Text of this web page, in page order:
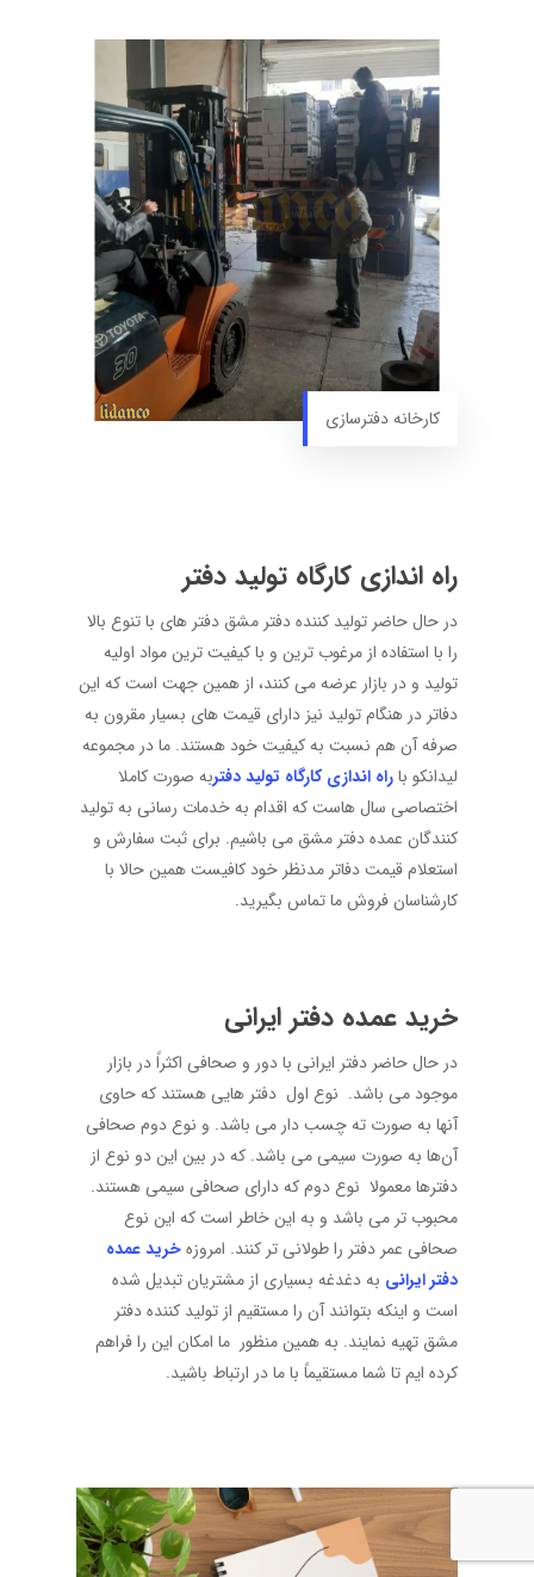
کارخانه دفترسازی
راه اندازی کارگاه تولید دفتر
در حال حاضر تولید کننده دفتر مشق دفتر های با تنوع بالا
را با استفاده از مرغوب‌ ترین و با کیفیت ترین مواد اولیه‌
تولید و در بازار عرضه می کنند، از همین جهت است که این
دفاتر در هنگام تولید نیز دارای قیمت‌ های بسیار مقرون به
صرفه آن هم نسبت به کیفیت خود هستند. ما در مجموعه
لیدانکو باراه اندازی کارگاه تولید دفتربه صورت کاملا
اختصاصی سال هاست که اقدام به خدمات رسانی به تولید
کنندگان عمده دفتر مشق می باشیم. برای ثبت سفارش و
استعلام قیمت دفاتر مدنظر خود کافیست همین حالا با
کارشناسان فروش ما تماس بگیرید.
خرید عمده دفتر ایرانی
در حال حاضر دفتر ایرانی با دور و صحافی اکثراً در بازار
موجود می باشد. نوع اول دفتر هایی هستند که حاوی
آنها به صورت ته چسب دار می باشد. و نوع دوم صحافی
آن‌ها به صورت سیمی می باشد. که در بین این دو نوع از
دفترها معمولا نوع دوم که دارای صحافی سیمی هستند.
محبوب تر می باشد و به این خاطر است که این نوع
صحافی عمر دفتر را طولانی تر کنند. امروزهخرید عمده
دفتر ایرانی به دغدغه بسیاری از مشتریان تبدیل شده
است و اینکه بتوانند آن را مستقیم از تولید کننده دفتر
مشق تهیه نمایند. به همین منظور ما امکان این را فراهم
کرده ایم تا شما مستقیماً با ما در ارتباط باشید.